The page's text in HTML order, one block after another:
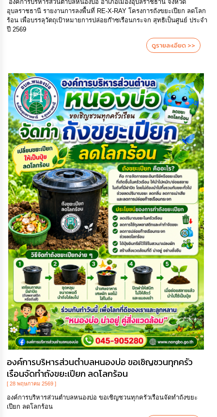
องค์การบริหารส่วนตำบลหนองบ่อ อำเภอเมืองอุบลราชธานี จังหวัด
อุบลราชธานี รายงานการลงพื้นที่ RE-X-RAY โครงการถังขยะเปียก ลดโลก
ร้อน เพื่อบรรลุวัตถุเป้าหมายการปล่อยก๊าซเรือนกระจก สุทธิเป็นศูนย์ ประจำ
ปี 2569
ดูรายละเอียด >>
องค์การบริหารส่วนตำบลหนองบ่อ ขอเชิญชวนทุกครัว
เรือนจัดทำถังขยะเปียก ลดโลกร้อน
[ 28 พฤษภาคม 2569 ]
องค์การบริหารส่วนตำบลหนองบ่อ ขอเชิญชวนทุกครัวเรือนจัดทำถังขยะ
เปียก ลดโลกร้อน